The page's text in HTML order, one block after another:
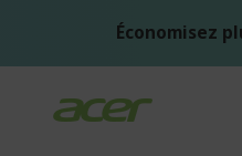
Économisez